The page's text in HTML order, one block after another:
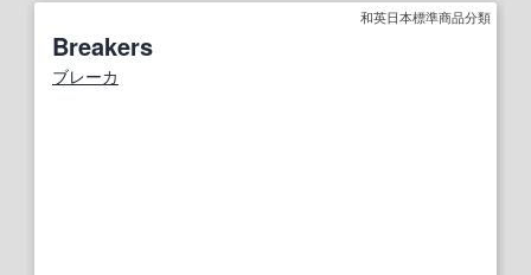
和英日本標準商品分類
Breakers
ブレーカ